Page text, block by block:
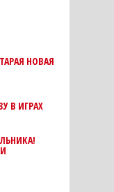
НОВАЯ
В ИГРАХ